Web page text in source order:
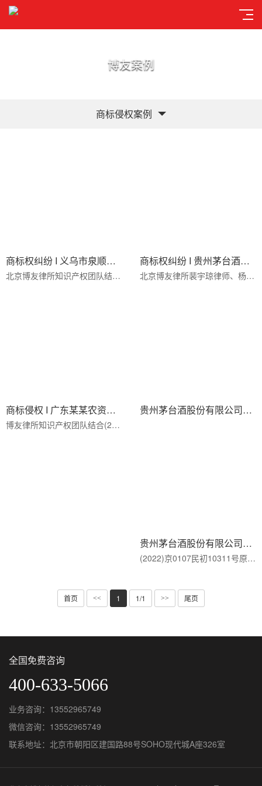
博友案例
商标侵权案例
商标权纠纷 I 义乌市泉顺户外野营用具有限公司、科纬亚（北京）商贸有限公司朝阳分公司侵害商标权纠纷
北京博友律所知识产权团队结合(2018)浙07民终5556号侵害商标权纠纷二审案，深度解析商标侵权二审裁判规则、···
商标权纠纷 I 贵州茅台酒股份有限公司与北京市西城区洪洁副食店
北京博友律所裴宇琼律师、杨剑律师代理(2022)京0102民初17340号贵州茅台商标侵权案，成功维护知名品牌合法权···
商标侵权 I 广东某某农资股份有限公司、成都某某科学股份有限公司与绥化市某某肥业有限公司、商河县某某农资店侵害商标权
博友律所知识产权团队结合(2024)鲁01知民初601号商标侵权案，深度解析企业字号与商标的权利冲突、合理使用抗···
贵州茅台酒股份有限公司与北京茅品堂商贸有限公司侵害商标权纠纷一审民事裁定书
贵州茅台酒股份有限公司与北京茅品堂商贸有限公司侵害商标权纠纷一审民事裁定书
(2022)京0107民初10311号原告:贵州茅台酒股份有限公司，住所地贵州省遵义市亿怀市茅台镇。法定代表人:丁雄军···
首页 << 1 1/1 >> 尾页
全国免费咨询
400-633-5066
业务咨询：13552965749
微信咨询：13552965749
联系地址：北京市朝阳区建国路88号SOHO现代城A座326室